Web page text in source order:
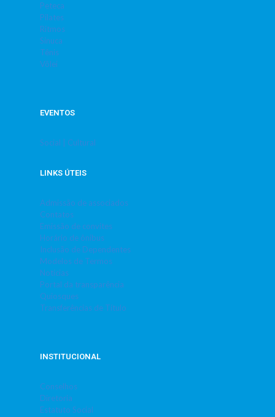
Peteca
Pilates
Ritmos
Sinuca
Tênis
Vôlei
EVENTOS
Social | Cultural
LINKS ÚTEIS
Admissão de associados
Contatos
Emissão de convites
Horário de ônibus
Inclusão de Dependentes
Modelos de Termos
Notícias
Portal da transparência
Quiosques
Transferências de Título
INSTITUCIONAL
Conselhos
Diretoria
Estatuto Social